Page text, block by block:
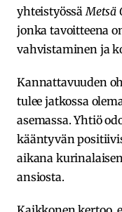
yhteistyössä Metsä
jonka tavoitteena
vahvistaminen ja
Kannattavuuden
tulee jatkossa
asemassa. Yhtiö
kääntyvän
aikana
ansiosta.